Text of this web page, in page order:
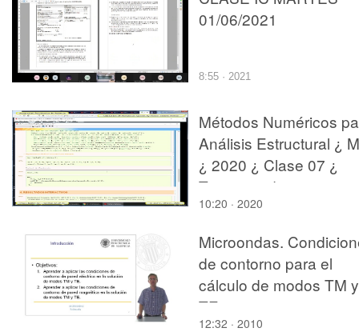
01/06/2021
8:55 · 2021
Métodos Numéricos
Análisis Estructural ¿
¿ 2020 ¿ Clase 07 ¿
Tramo 07 de 13
10:20 · 2020
Microondas.
de contorno para el
cálculo de modos TM y
TE
12:32 · 2010